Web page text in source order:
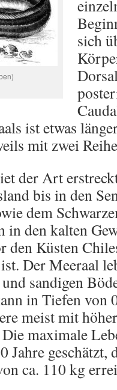
sich
ist etwas
mit zwei
der Art
bis in den
dem
den kalten
den Küsten
Der Meeraal
sandigen
in Tiefen von
meist mit
Die maximale
Jahre geschätzt,
ca. 110 kg